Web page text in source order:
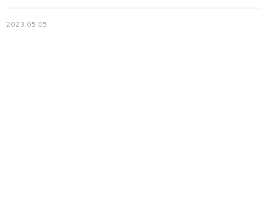
2023.05.05